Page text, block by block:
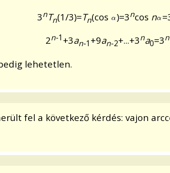
3nTn(1/3)=Tn(cos )=3ncos n
2n-1 +3an-1 +9an-2+...+3na0=3n
lehetetlen.
fel a következő kérdés: vajon